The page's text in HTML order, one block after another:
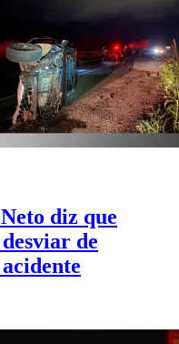
diz que
de